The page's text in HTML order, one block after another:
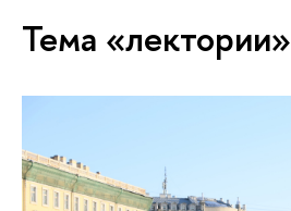
Тема «лектории»